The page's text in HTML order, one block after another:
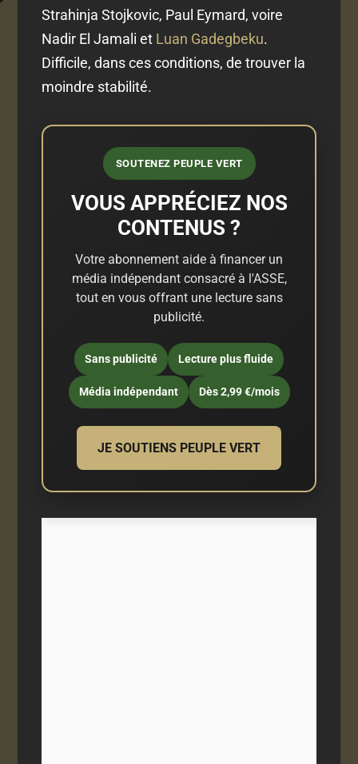
Strahinja Stojkovic, Paul Eymard, voire
Nadir El Jamali et Luan Gadegbeku.
Difficile, dans ces conditions, de trouver la
moindre stabilité.
SOUTENEZ PEUPLE VERT
VOUS APPRÉCIEZ NOS
CONTENUS ?
Votre abonnement aide à financer un
média indépendant consacré à l'ASSE,
tout en vous offrant une lecture sans
publicité.
Sans publicité Lecture plus fluide
Média indépendant Dès 2,99 €/mois
JE SOUTIENS PEUPLE VERT